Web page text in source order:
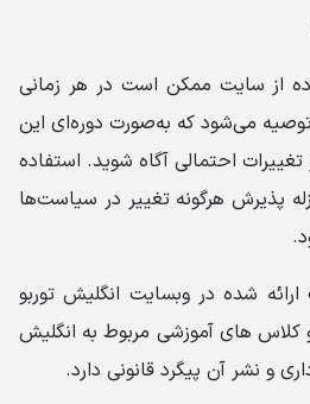
از سایت ممکن است در هر زمانی
توصیه می‌شود که به‌صورت دوره‌ای این
احتمالی آگاه شوید. استفاده
پذیرش هرگونه تغییر در سیاست‌ها
شده در وبسایت انگلیش توربو
های آموزشی مربوط به انگلیش
و نشر آن پیگرد قانونی دارد.